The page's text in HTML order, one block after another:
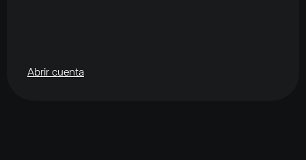
Abrir cuenta